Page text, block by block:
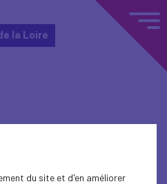
la Loire
du site et d'en améliorer